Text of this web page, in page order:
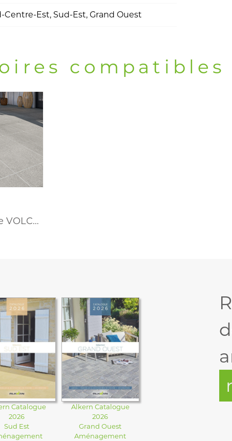
Centre-Est, Sud-Est, Grand Ouest
compatibles
Notre dalle terrasse VOLCANIK à…
Catalogue
2026
Sud Est
Alkern Catalogue
2026
Grand Ouest
Aménagement